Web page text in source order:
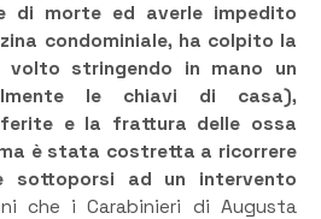
di morte ed averle impedito
condominiale, ha colpito la
volto stringendo in mano un
le chiavi di casa),
e la frattura delle ossa
è stata costretta a ricorrere
sottoporsi ad un intervento
che i Carabinieri di Augusta